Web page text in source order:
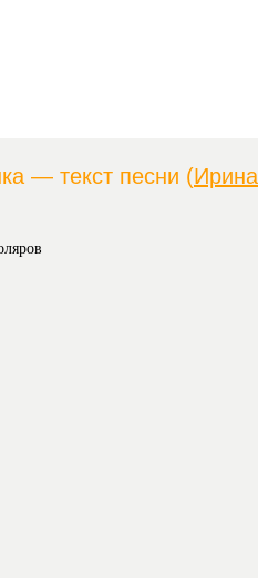
— текст песни (